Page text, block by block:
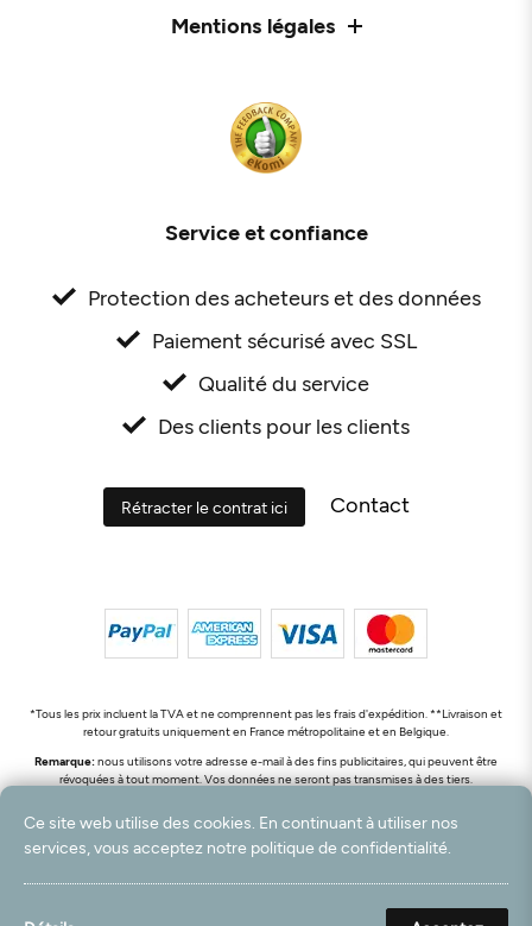
Mentions légales
Service et confiance
Protection des acheteurs et des données
Paiement sécurisé avec SSL
Qualité du service
Des clients pour les clients
Rétracter le contrat ici Contact
*Tous les prix incluent la TVA et ne comprennent pas les frais d'expédition. **Livraison et
retour gratuits uniquement en France métropolitaine et en Belgique.
Remarque:nous utilisons votre adresse e-mail à des fins publicitaires, qui peuvent être
révoquées à tout moment. Vos données ne seront pas transmises à des tiers.
createyourtemplate
Ce site web utilise des cookies. En continuant à utiliser nos
services, vous acceptez notre politique de confidentialité.